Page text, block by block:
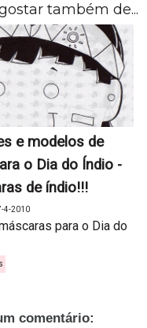
também de...
e modelos de
o Dia do Índio -
de índio!!!
4-2010
para o Dia do
comentário: